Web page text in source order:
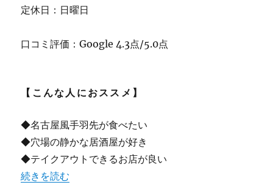
定休日：日曜日
口コミ評価：Google 4.3点/5.0点
【こんな人におススメ】
◆名古屋風手羽先が食べたい
◆穴場の静かな居酒屋が好き
◆テイクアウトできるお店が良い
“【足利】”一番鳥” 名古屋の手羽先が食べられるアッ
続きを読む